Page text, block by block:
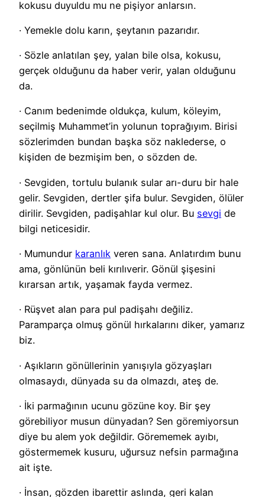
kokusu duyuldu mu ne pişiyor anlarsın.
· Yemekle dolu karın, şeytanın pazarıdır.
· Sözle anlatılan şey, yalan bile olsa, kokusu,
gerçek olduğunu da haber verir, yalan olduğunu
da.
· Canım bedenimde oldukça, kulum, köleyim,
seçilmiş Muhammet’in yolunun toprağıyım. Birisi
sözlerimden bundan başka söz naklederse, o
kişiden de bezmişim ben, o sözden de.
· Sevgiden, tortulu bulanık sular arı-duru bir hale
gelir. Sevgiden, dertler şifa bulur. Sevgiden, ölüler
dirilir. Sevgiden, padişahlar kul olur. Bu sevgi de
bilgi neticesidir.
· Mumundur karanlık veren sana. Anlatırdım bunu
ama, gönlünün beli kırılıverir. Gönül şişesini
kırarsan artık, yaşamak fayda vermez.
· Rüşvet alan para pul padişahı değiliz.
Paramparça olmuş gönül hırkalarını diker, yamarız
biz.
· Aşıkların gönüllerinin yanışıyla gözyaşları
olmasaydı, dünyada su da olmazdı, ateş de.
· İki parmağının ucunu gözüne koy. Bir şey
görebiliyor musun dünyadan? Sen göremiyorsun
diye bu alem yok değildir. Görememek ayıbı,
göstermemek kusuru, uğursuz nefsin parmağına
ait işte.
· İnsan, gözden ibarettir aslında, geri kalan